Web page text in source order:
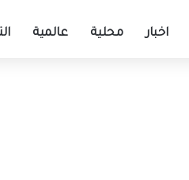
اخبار محلية عالمية